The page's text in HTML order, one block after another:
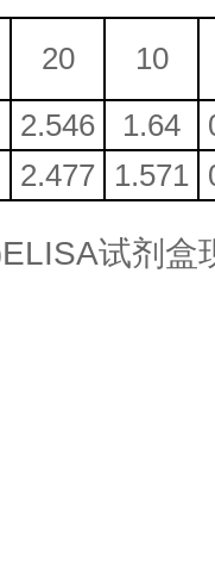
20
10
2.546 1.64
2.477 1.571